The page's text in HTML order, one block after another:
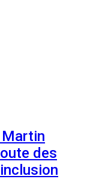
Martin
des